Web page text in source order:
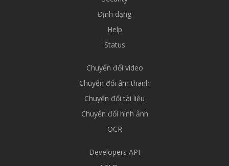
Định dạng
Help
Status
Chuyển đổi video
Chuyển đổi âm thanh
Chuyển đổi tài liệu
Chuyển đổi hình ảnh
OCR
Developers API